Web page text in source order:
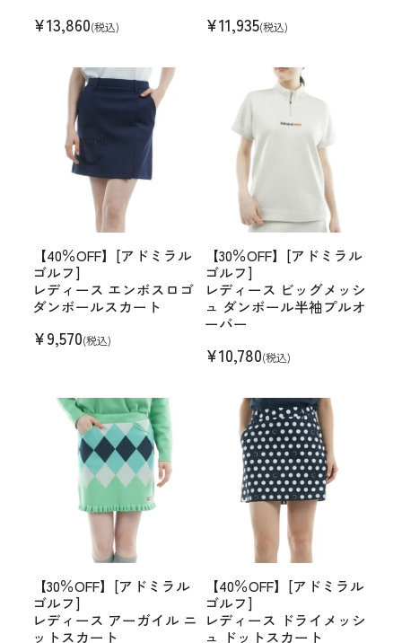
¥13,860(税込) ¥11,935(税込)
【40％OFF】[アドミラル
ゴルフ]
レディース エンボスロゴ
ダンボールスカート
¥9,570(税込)
【30％OFF】[アドミラル
ゴルフ]
レディース ビッグメッシ
ュ ダンボール半袖プルオ
ーバー
¥10,780(税込)
【30％OFF】[アドミラル
ゴルフ]
レディース アーガイル ニ
ットスカート
【40％OFF】[アドミラル
ゴルフ]
レディース ドライメッシ
ュ ドットスカート